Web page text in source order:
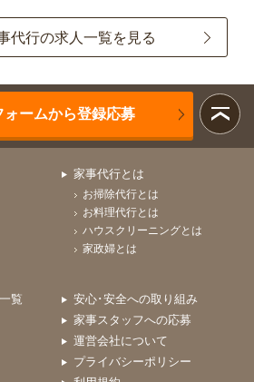
代行の求人一覧を見る
ォームから登録応募
家事代行とは
お掃除代行とは
お料理代行とは
ハウスクリーニングとは
家政婦とは
覧
安心･安全への取り組み
家事スタッフへの応募
運営会社について
プライバシーポリシー